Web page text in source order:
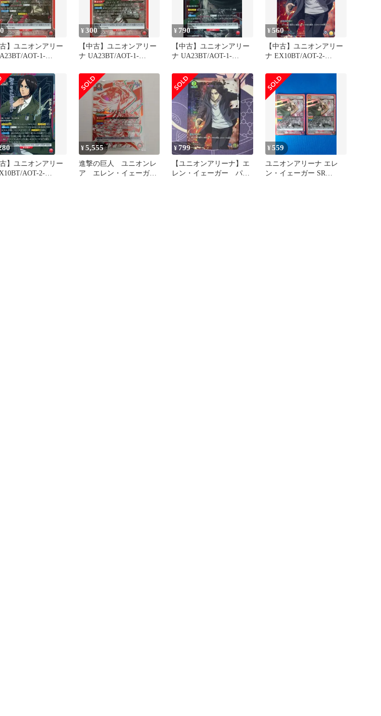
古】ユニオンアリー
AOT-1-
ガー(進撃の巨人)
¥300
【中古】ユニオンアリー
ナ UA23BT/AOT-1-
イェーガー
¥ 790
【中古】ユニオンアリー
ナ UA23BT/AOT-1-
ン・イェーガー
¥560
【中古】ユニオンアリー
ナ EX10BT/AOT-2-
ン・イェーガー
古】ユニオンアリー
AOT-2-
¥5,555
進撃の巨人 ユニオンレ
ア エレン・イェーガ
¥799
【ユニオンアリーナ】エ
レン・イェーガー パラ
¥559
ユニオンアリーナ エレ
ン・イェーガー SR